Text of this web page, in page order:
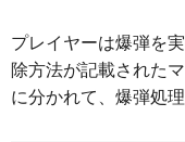
プレイヤーは爆弾を
除方法が記載された
に分かれて、爆弾処理